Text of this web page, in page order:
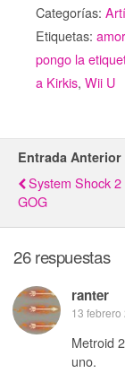
Categorías:
Etiquetas:
pongo la
a Kirkis, Wii U
Entrada Anterior
System Shock 2
GOG
26 respuestas
ranter
13 febrero
Metroid
uno.